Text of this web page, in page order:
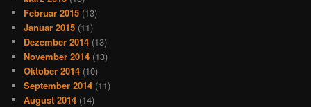
Februar 2015 (13)
Januar 2015 (11)
Dezember 2014 (13)
November 2014 (13)
Oktober 2014 (10)
September 2014 (11)
August 2014 (14)